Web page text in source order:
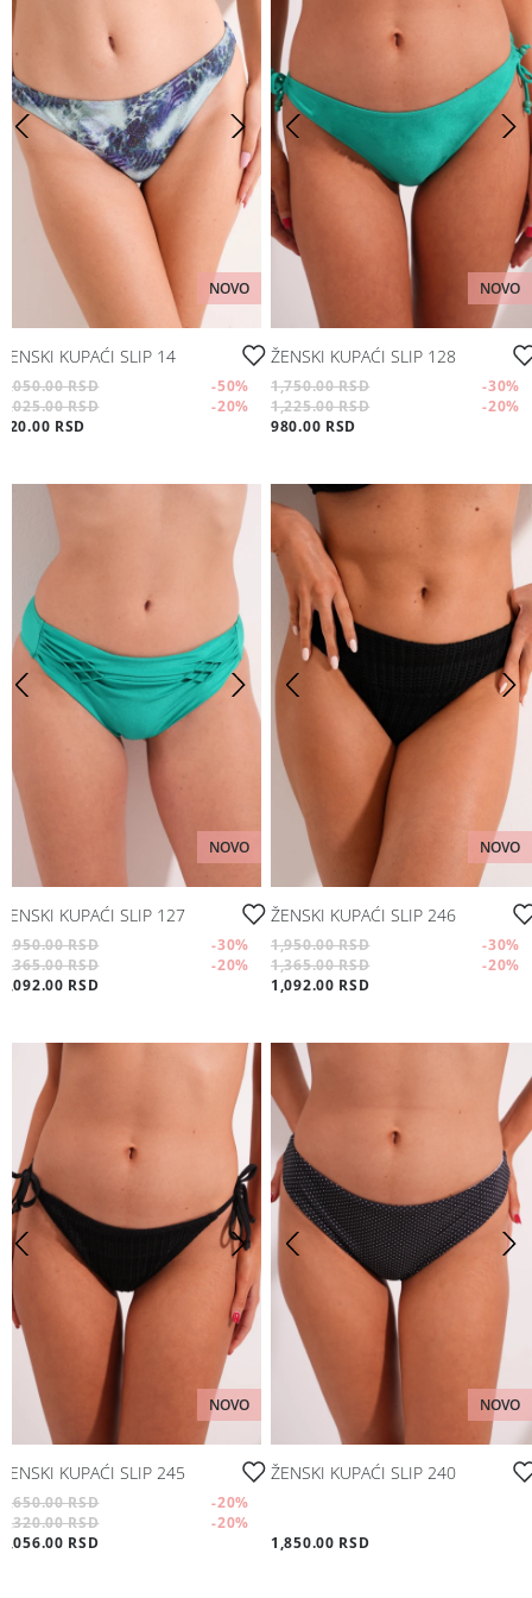
NOVO
ŽENSKI KUPAĆI SLIP 14
2,050.00 RSD -50%
1,025.00 RSD
-20%
820.00 RSD
NOVO
ŽENSKI KUPAĆI SLIP 128
1,750.00 RSD -30%
1,225.00 RSD
-20%
980.00 RSD
NOVO
ŽENSKI KUPAĆI SLIP 127
1,950.00 RSD -30%
1,365.00 RSD
-20%
1,092.00 RSD
NOVO
ŽENSKI KUPAĆI SLIP 246
1,950.00 RSD -30%
1,365.00 RSD
-20%
1,092.00 RSD
NOVO
ŽENSKI KUPAĆI SLIP 245
1,650.00 RSD -20%
1,320.00 RSD
-20%
1,056.00 RSD
NOVO
ŽENSKI KUPAĆI SLIP 240
1,850.00 RSD